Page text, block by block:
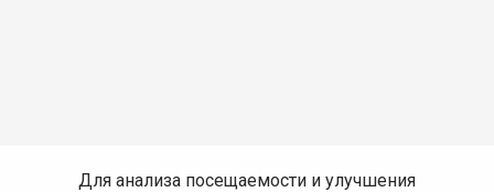
Для анализа посещаемости и улучшения